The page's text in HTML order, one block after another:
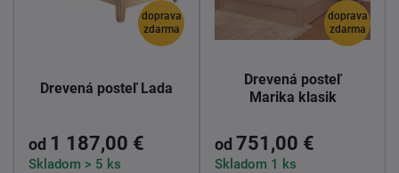
doprava
zdarma
Drevená posteľ Lada
od 1 187,00 €
Skladom > 5 ks
doprava
zdarma
Drevená posteľ
Marika klasik
od 751,00 €
Skladom 1 ks